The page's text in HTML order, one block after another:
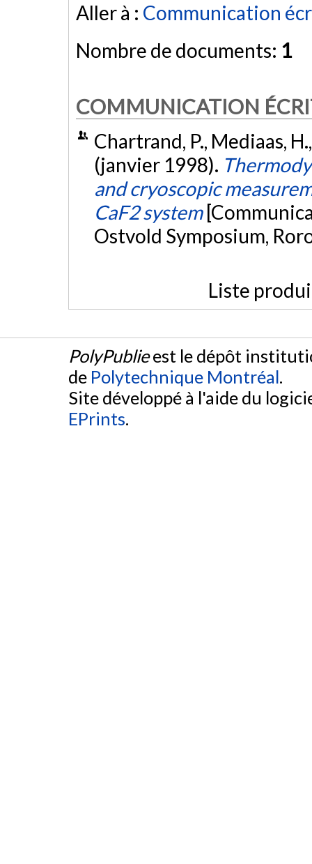
Aller à : Communication
Nombre de documents: 1
COMMUNICATION
Chartrand, P., Mediaas,
(janvier 1998).
and cryoscopic
CaF2 system
Ostvold Symposium,
Liste
PolyPublieest le dépôt
de Polytechnique Montréal.
Site développé à l'aide du
EPrints.